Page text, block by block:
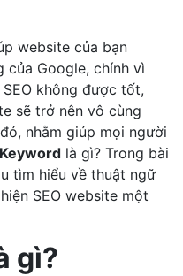
website của bạn
của Google, chính vì
không được tốt,
sẽ trở nên vô cùng
nhằm giúp mọi người
là gì? Trong bài
tìm hiểu về thuật ngữ
SEO website một
gì?